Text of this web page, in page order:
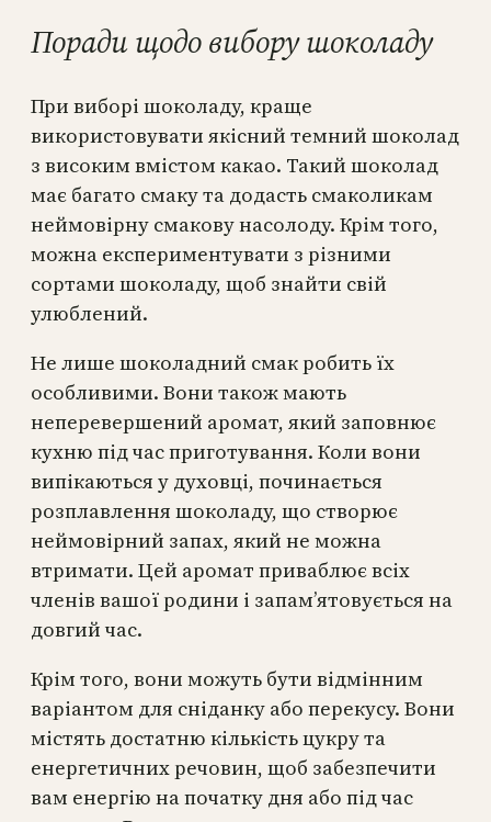
Поради щодо вибору шоколаду
При виборі шоколаду, краще
використовувати якісний темний шоколад
з високим вмістом какао. Такий шоколад
має багато смаку та додасть смаколикам
неймовірну смакову насолоду. Крім того,
можна експериментувати з різними
сортами шоколаду, щоб знайти свій
улюблений.
Не лише шоколадний смак робить їх
особливими. Вони також мають
неперевершений аромат, який заповнює
кухню під час приготування. Коли вони
випікаються у духовці, починається
розплавлення шоколаду, що створює
неймовірний запах, який не можна
втримати. Цей аромат приваблює всіх
членів вашої родини і запам’ятовується на
довгий час.
Крім того, вони можуть бути відмінним
варіантом для сніданку або перекусу. Вони
містять достатню кількість цукру та
енергетичних речовин, щоб забезпечити
вам енергію на початку дня або під час